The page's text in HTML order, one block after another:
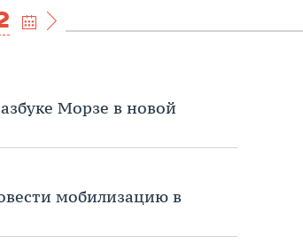
Морзе в новой
мобилизацию в